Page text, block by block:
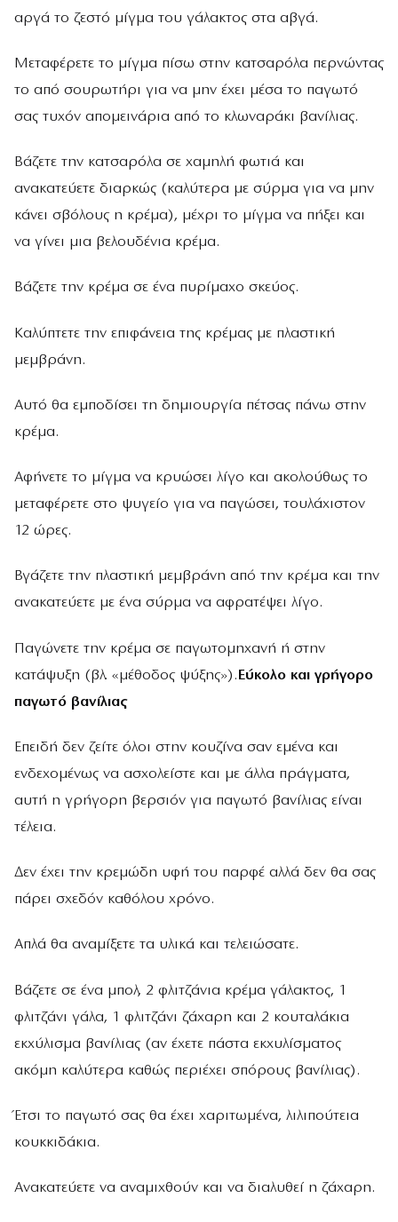
αργά το ζεστό µίγµα του γάλακτος στα αβγά.
Μεταφέρετε το µίγµα πίσω στην κατσαρόλα περνώντας
το από σουρωτήρι για να µην έχει µέσα το παγωτό
σας τυχόν αποµεινάρια από το κλωναράκι βανίλιας.
Βάζετε την κατσαρόλα σε χαµηλή φωτιά και
ανακατεύετε διαρκώς (καλύτερα µε σύρµα για να µην
κάνει σβόλους η κρέµα), µέχρι το µίγµα να πήξει και
να γίνει µια βελουδένια κρέµα.
Βάζετε την κρέµα σε ένα πυρίµαχο σκεύος.
Καλύπτετε την επιφάνεια της κρέµας µε πλαστική
µεµβράνη.
Αυτό θα εµποδίσει τη δηµιουργία πέτσας πάνω στην
κρέµα.
Αφήνετε το µίγµα να κρυώσει λίγο και ακολούθως το
µεταφέρετε στο ψυγείο για να παγώσει, τουλάχιστον
12 ώρες.
Βγάζετε την πλαστική µεµβράνη από την κρέµα και την
ανακατεύετε µε ένα σύρµα να αφρατέψει λίγο.
Παγώνετε την κρέµα σε παγωτοµηχανή ή στην
κατάψυξη (βλ. «µέθοδος ψύξης»). Εύκολο και γρήγορο
παγωτό βανίλιας
Επειδή δεν ζείτε όλοι στην κουζίνα σαν εµένα και
ενδεχοµένως να ασχολείστε και µε άλλα πράγµατα,
αυτή η γρήγορη βερσιόν για παγωτό βανίλιας είναι
τέλεια.
∆εν έχει την κρεµώδη υφή του παρφέ αλλά δεν θα σας
πάρει σχεδόν καθόλου χρόνο.
Απλά θα αναµίξετε τα υλικά και τελειώσατε.
Βάζετε σε ένα µπολ, 2 φλιτζάνια κρέµα γάλακτος, 1
φλιτζάνι γάλα, 1 φλιτζάνι ζάχαρη και 2 κουταλάκια
εκχύλισµα βανίλιας (αν έχετε πάστα εκχυλίσµατος
ακόµη καλύτερα καθώς περιέχει σπόρους βανίλιας).
Έτσι το παγωτό σας θα έχει χαριτωµένα, λιλιπούτεια
κουκκιδάκια.
Ανακατεύετε να αναµιχθούν και να διαλυθεί η ζάχαρη.